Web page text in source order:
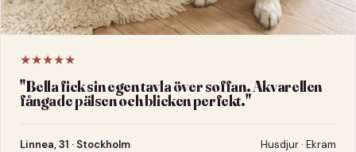
★★★★★
"Bella fick sin egen tavla över soffan. Akvarellen
fångade pälsen och blicken perfekt."
Linnea, 31 · Stockholm Husdjur · Ekram